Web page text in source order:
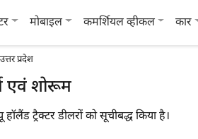
मोबाइल कमर्शियल व्हीकल कार
प्रदेश
एवं शोरूम
ट्रैक्टर डीलरों को सूचीबद्ध किया है।